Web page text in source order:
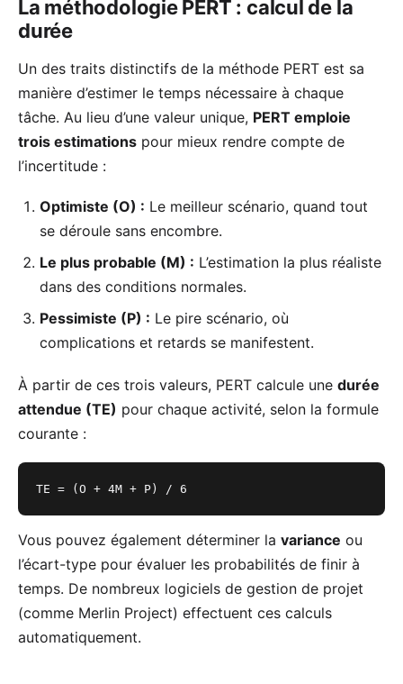
La méthodologie PERT : calcul de la
durée
Un des traits distinctifs de la méthode PERT est sa
manière d’estimer le temps nécessaire à chaque
tâche. Au lieu d’une valeur unique, PERT emploie
trois estimations pour mieux rendre compte de
l’incertitude :
Optimiste (O) : Le meilleur scénario, quand tout
se déroule sans encombre.
Le plus probable (M) : L’estimation la plus réaliste
dans des conditions normales.
Pessimiste (P) : Le pire scénario, où
complications et retards se manifestent.
À partir de ces trois valeurs, PERT calcule une durée
attendue (TE) pour chaque activité, selon la formule
courante :
TE = (O + 4M + P) / 6
Vous pouvez également déterminer la variance ou
l’écart-type pour évaluer les probabilités de finir à
temps. De nombreux logiciels de gestion de projet
(comme Merlin Project) effectuent ces calculs
automatiquement.